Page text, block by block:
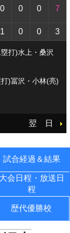
0 0 0 7
1 0 0 3
打)水上・桑沢
)冨沢・小林(亮)
翌 日
試合経過＆結果
大会日程・放送日
程
歴代優勝校